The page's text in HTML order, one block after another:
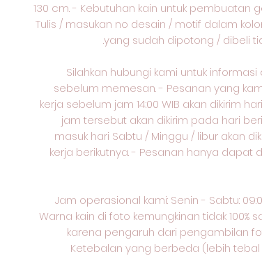
130 cm. - Kebutuhan kain untuk pembuatan
Tulis / masukan no desain / motif dalam
yang sudah dipotong / dibeli
Silahkan hubungi kami untuk
sebelum memesan. - Pesanan yang
kerja sebelum jam 14:00 WIB akan dikirim
jam tersebut akan dikirim pada hari
masuk hari Sabtu / Minggu / libur akan
kerja berikutnya. - Pesanan hanya dapat
Jam operasional kami: Senin - Sabtu:
Warna kain di foto kemungkinan tidak 100%
karena pengaruh dari pengambilan
Ketebalan yang berbeda (lebih tebal